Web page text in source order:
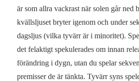
är som allra vackrast när solen går ned
kvällsljuset bryter igenom och under
dagsljus (vilka tyvärr är i minoritet).
det felaktigt spekulerades om innan
förändring i dygn, utan du spelar
premisser de är tänkta. Tyvärr syns